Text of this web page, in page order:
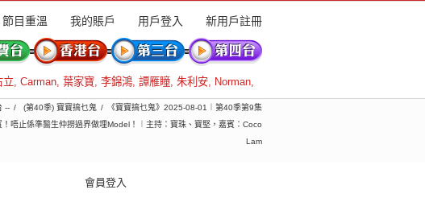
節目重溫 我的賬戶 用戶登入 新用戶註冊
立, Carman, 葉家寶, 李錦鴻, 譚雁瞳, 朱利安, Norman,
-- (第40季) 寶寶搞乜鬼
《寶寶搞乜鬼》2025-08-01︱第40季第9集
！唔止係準醫生仲撈過界做埋Model！︱主持：寶珠、寶堅，嘉賓：Coco
Lam
會員登入